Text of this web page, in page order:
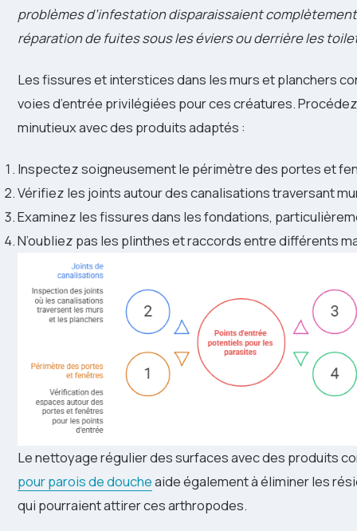
problèmes d’infestation disparaissaient
réparation de fuites sous les éviers ou derrière les
Les fissures et interstices dans les murs et planchers
voies d’entrée privilégiées pour ces créatures.
minutieux avec des produits adaptés :
Inspectez soigneusement le périmètre des portes et
Vérifiez les joints autour des canalisations traversant
Examinez les fissures dans les fondations,
N’oubliez pas les plinthes et raccords entre différents
Le nettoyage régulier des surfaces avec des produits
pour parois de doucheaide également à éliminer les
qui pourraient attirer ces arthropodes.